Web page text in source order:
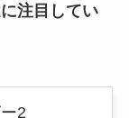
注目してい
2